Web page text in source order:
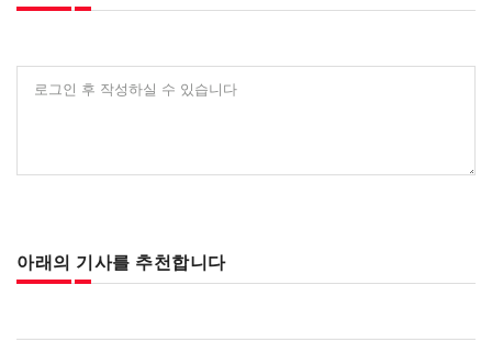
로그인 후 작성하실 수 있습니다
아래의 기사를 추천합니다